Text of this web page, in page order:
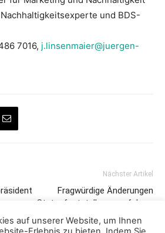
und BDS-
7016, j.linsenmaier@juergen-
Nächster Artikel
Fragwürdige Änderungen
Statusfeststellungsverfahren
auf unserer Website, um Ihnen